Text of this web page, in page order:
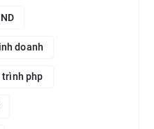
doanh
trình php